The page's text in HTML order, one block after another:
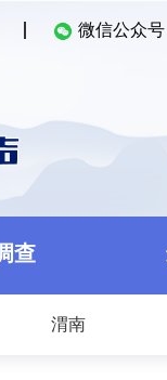
微信公众号
查
渭南